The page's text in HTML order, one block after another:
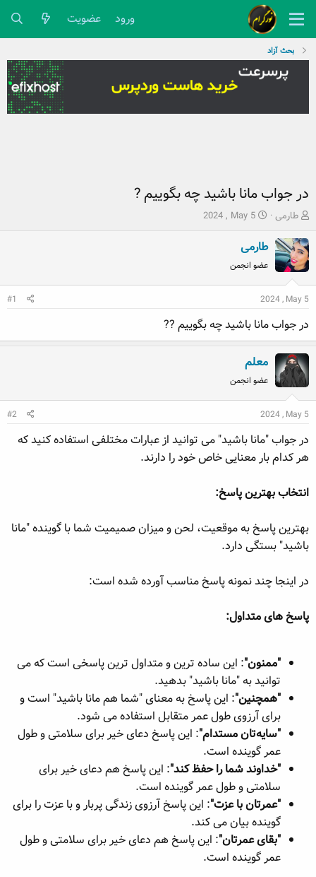
ورود عضویت
بحث آزاد
در جواب مانا باشید چه بگوییم ?
ش
و
ع
ک
ن
ن
ه
م
و
ض
و
ع
طارمی
ت
ر
ی
خ
ش
ع
2024 , May 5
طارمی
عضو انجمن
2024 , May 5
#1
در جواب مانا باشید چه بگوییم ??
معلم
عضو انجمن
2024 , May 5
#2
در جواب "مانا باشید" می توانید از عبارات مختلفی استفاده کنید که
هر کدام بار معنایی خاص خود را دارند.
انتخاب بهترین پاسخ:
بهترین پاسخ به موقعیت، لحن و میزان صمیمیت شما با گوینده "مانا
باشید" بستگی دارد.
در اینجا چند نمونه پاسخ مناسب آورده شده است:
پاسخ های متداول:
"ممنون": این ساده ترین و متداول ترین پاسخی است که می
توانید به "مانا باشید" بدهید.
"همچنین": این پاسخ به معنای "شما هم مانا باشید" است و
برای آرزوی طول عمر متقابل استفاده می شود.
"سایه‌تان مستدام": این پاسخ دعای خیر برای سلامتی و طول
عمر گوینده است.
"خداوند شما را حفظ کند": این پاسخ هم دعای خیر برای
سلامتی و طول عمر گوینده است.
"عمرتان با عزت": این پاسخ آرزوی زندگی پربار و با عزت را برای
گوینده بیان می کند.
"بقای عمرتان": این پاسخ هم دعای خیر برای سلامتی و طول
عمر گوینده است.